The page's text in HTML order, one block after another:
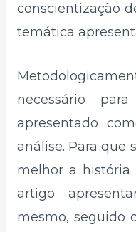
conscientização
temática
necessário
apresentado
análise. Para que
melhor a história
artigo
mesmo, seguido